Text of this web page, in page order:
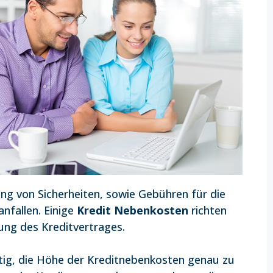
von Sicherheiten, sowie Gebühren für die
Einige Kredit Nebenkosten richten
des Kreditvertrages.
die Höhe der Kreditnebenkosten genau zu